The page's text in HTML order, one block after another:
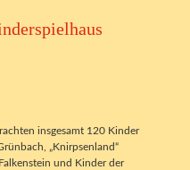
insgesamt 120 Kinder
„Knirpsenland“
und Kinder der